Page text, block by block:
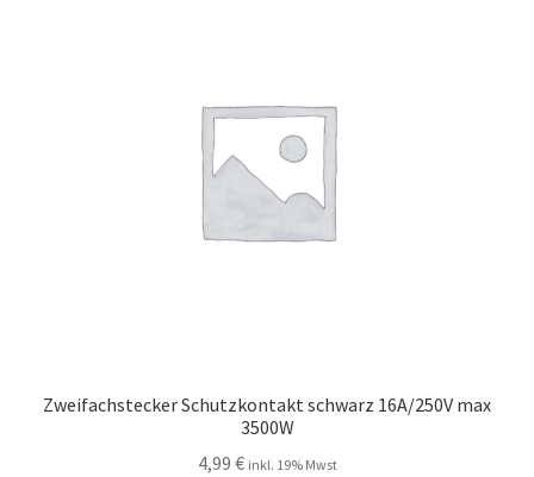
Zweifachstecker Schutzkontakt schwarz 16A/250V max
3500W
4,99 € inkl. 19% Mwst